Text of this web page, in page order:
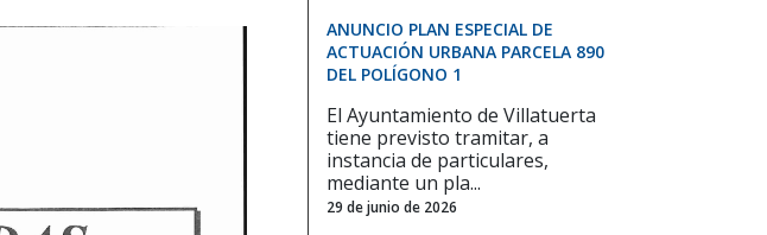
ANUNCIO PLAN ESPECIAL DE
ACTUACIÓN URBANA PARCELA 890
DEL POLÍGONO 1
El Ayuntamiento de Villatuerta
tiene previsto tramitar, a
instancia de particulares,
mediante un pla...
29 de junio de 2026